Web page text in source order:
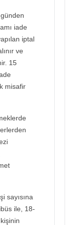
iade
iptal
ve
15
misafir
sayısına
ile, 18-